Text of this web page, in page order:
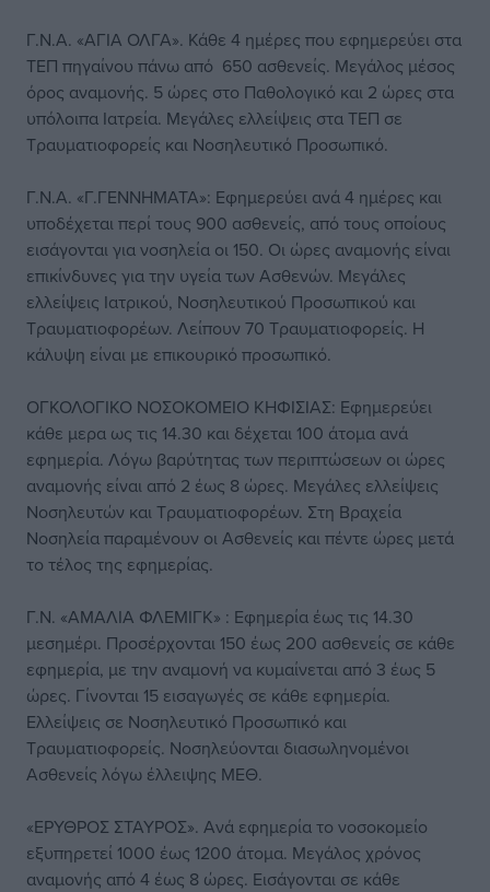
Γ.Ν.Α. «ΑΓΙΑ ΟΛΓΑ». Κάθε 4 ημέρες που εφημερεύει στα
ΤΕΠ πηγαίνου πάνω από 650 ασθενείς. Μεγάλος μέσος
όρος αναμονής. 5 ώρες στο Παθολογικό και 2 ώρες στα
υπόλοιπα Ιατρεία. Μεγάλες ελλείψεις στα ΤΕΠ σε
Τραυματιοφορείς και Νοσηλευτικό Προσωπικό.
Γ.Ν.Α. «Γ.ΓΕΝΝΗΜΑΤΑ»: Εφημερεύει ανά 4 ημέρες και
υποδέχεται περί τους 900 ασθενείς, από τους οποίους
εισάγονται για νοσηλεία οι 150. Οι ώρες αναμονής είναι
επικίνδυνες για την υγεία των Ασθενών. Μεγάλες
ελλείψεις Ιατρικού, Νοσηλευτικού Προσωπικού και
Τραυματιοφορέων. Λείπουν 70 Τραυματιοφορείς. Η
κάλυψη είναι με επικουρικό προσωπικό.
ΟΓΚΟΛΟΓΙΚΟ ΝΟΣΟΚΟΜΕΙΟ ΚΗΦΙΣΙΑΣ: Εφημερεύει
κάθε μερα ως τις 14.30 και δέχεται 100 άτομα ανά
εφημερία. Λόγω βαρύτητας των περιπτώσεων οι ώρες
αναμονής είναι από 2 έως 8 ώρες. Μεγάλες ελλείψεις
Νοσηλευτών και Τραυματιοφορέων. Στη Βραχεία
Νοσηλεία παραμένουν οι Ασθενείς και πέντε ώρες μετά
το τέλος της εφημερίας.
Γ.Ν. «ΑΜΑΛΙΑ ΦΛΕΜΙΓΚ» : Εφημερία έως τις 14.30
μεσημέρι. Προσέρχονται 150 έως 200 ασθενείς σε κάθε
εφημερία, με την αναμονή να κυμαίνεται από 3 έως 5
ώρες. Γίνονται 15 εισαγωγές σε κάθε εφημερία.
Ελλείψεις σε Νοσηλευτικό Προσωπικό και
Τραυματιοφορείς. Νοσηλεύονται διασωληνομένοι
Ασθενείς λόγω έλλειψης ΜΕΘ.
«ΕΡΥΘΡΟΣ ΣΤΑΥΡΟΣ». Ανά εφημερία το νοσοκομείο
εξυπηρετεί 1000 έως 1200 άτομα. Μεγάλος χρόνος
αναμονής από 4 έως 8 ώρες. Εισάγονται σε κάθε